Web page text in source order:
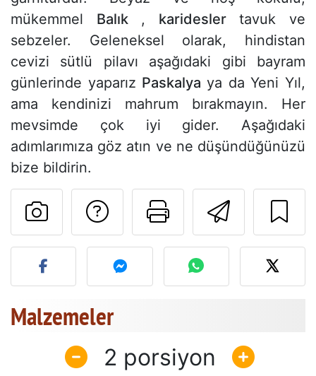
mükemmel Balık , karidesler tavuk ve
sebzeler. Geleneksel olarak, hindistan
cevizi sütlü pilavı aşağıdaki gibi bayram
günlerinde yaparız Paskalyaya da Yeni Yıl,
ama kendinizi mahrum bırakmayın. Her
mevsimde çok iyi gider. Aşağıdaki
adımlarımıza göz atın ve ne düşündüğünüzü
bize bildirin.
Bu sayfayı
Tarif sahibine bir
Bu tarifin fotoğrafını
Malzemeler
2